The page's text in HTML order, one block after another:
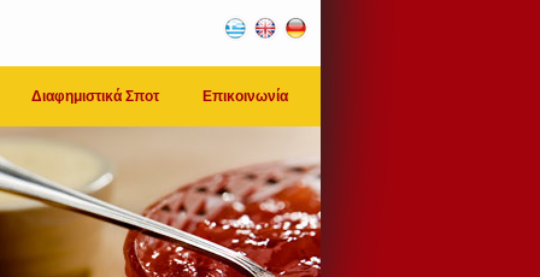
Διαφημιστικά Σποτ Επικοινωνία